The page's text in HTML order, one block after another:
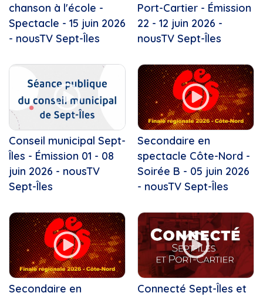
chanson à l'école -
Spectacle - 15 juin 2026
- nousTV Sept-Îles
Port-Cartier - Émission
22 - 12 juin 2026 -
nousTV Sept-Îles
Conseil municipal Sept-
Îles - Émission 01 - 08
juin 2026 - nousTV
Sept-Îles
Secondaire en
spectacle Côte-Nord -
Soirée B - 05 juin 2026
- nousTV Sept-Îles
Secondaire en
Connecté Sept-Îles et